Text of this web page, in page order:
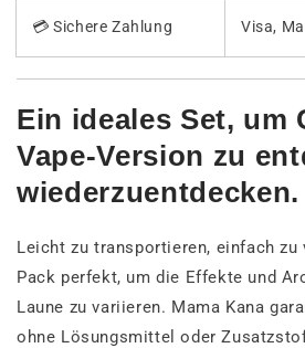
💳 Sichere Zahlung Visa,
Ein ideales Set, um
Vape-Version zu
wiederzuentdecken.
Leicht zu transportieren, einfach zu
Pack perfekt, um die Effekte und
Laune zu variieren. Mama Kana
ohne Lösungsmittel oder